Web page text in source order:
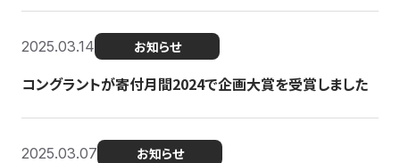
2025.03.14 お知らせ
コングラントが寄付月間2024で企画大賞を受賞しました
2025.03.07 お知らせ